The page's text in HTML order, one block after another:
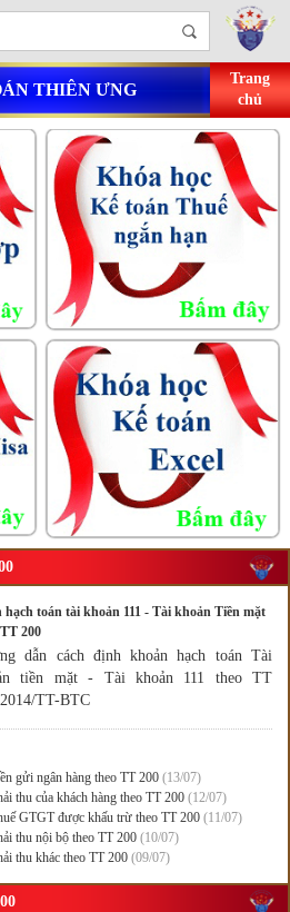
THIÊN ƯNG
Trang
chủ
hạch toán tài khoản 111 - Tài khoản Tiền mặt
200
dẫn cách định khoản hạch toán Tài
tiền mặt - Tài khoản 111 theo TT
TT-BTC
gửi ngân hàng theo TT 200 (13/07)
thu của khách hàng theo TT 200 (12/07)
GTGT được khấu trừ theo TT 200 (11/07)
thu nội bộ theo TT 200 (10/07)
thu khác theo TT 200 (09/07)